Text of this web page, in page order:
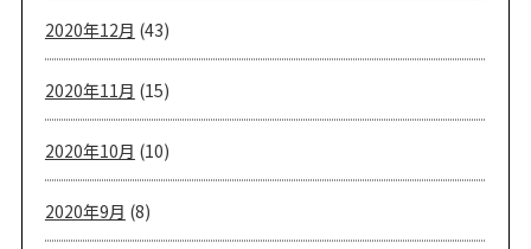
2020年12月 (43)
2020年11月 (15)
2020年10月 (10)
2020年9月 (8)